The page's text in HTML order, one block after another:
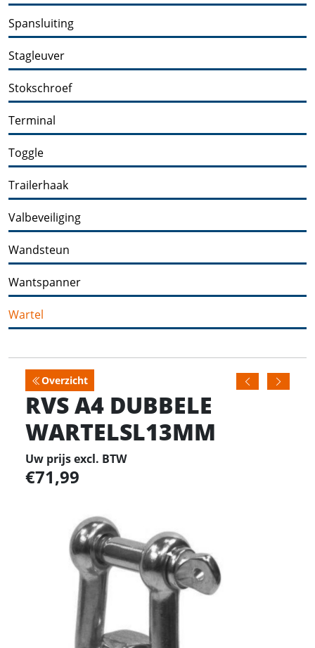
Spansluiting
Stagleuver
Stokschroef
Terminal
Toggle
Trailerhaak
Valbeveiliging
Wandsteun
Wantspanner
Wartel
Overzicht
RVS A4 DUBBELE
WARTELSL13MM
Uw prijs excl. BTW
71,99